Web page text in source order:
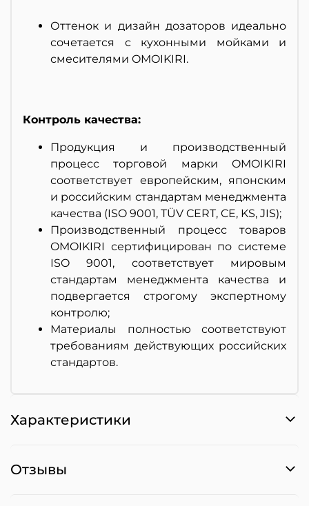
Оттенок и дизайн дозаторов идеально
сочетается с кухонными мойками и
смесителями OMOIKIRI.
Контроль качества:
Продукция и производственный
процесс торговой марки OMOIKIRI
соответствует европейским, японским
и российским стандартам менеджмента
качества (ISO 9001, TÜV CERT, CE, KS, JIS);
Производственный процесс товаров
OMOIKIRI сертифицирован по системе
ISO 9001, соответствует мировым
стандартам менеджмента качества и
подвергается строгому экспертному
контролю;
Материалы полностью соответствуют
требованиям действующих российских
стандартов.
Характеристики
Отзывы